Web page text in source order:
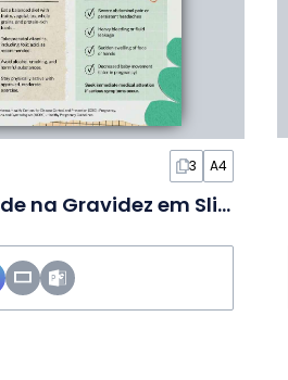
3 A4
Infográfico de Saúde na Gravidez em Slides